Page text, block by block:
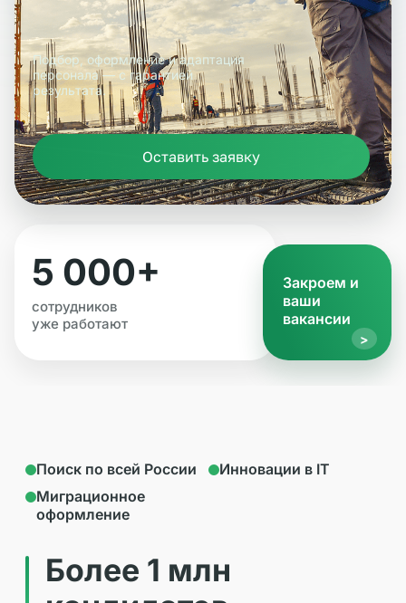
Подбор, оформление и адаптация
персонала — с гарантией
результата.
Оставить заявку
5 000+
сотрудников
уже работают
Закроем и
ваши
вакансии
>
Поиск по всей России
Инновации в IT
Миграционное
оформление
Более 1 млн